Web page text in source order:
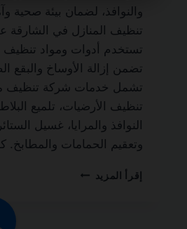
والنوافذ، لضمان بيئة صحية
تنظيف المنازل في الشارقة
تستخدم أدوات ومواد تنظيف
تضمن إزالة الأوساخ والبقع
تشمل خدمات شركة تنظيف
تنظيف الأرضيات، تلميع
النوافذ والمرايا، غسيل
وتعقيم الحمامات والمطابخ.
إقرأ المزيد شركة